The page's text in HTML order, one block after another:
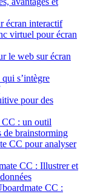
écran interactif
virtuel pour écran
le web sur écran
s’intègre
pour des
CC : un outil
de brainstorming
CC pour analyser
CC : Illustrer et
CC :